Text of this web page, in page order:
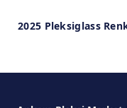
2025 Pleksiglass